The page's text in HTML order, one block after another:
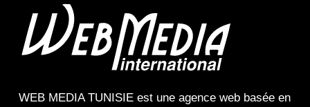
WEB MEDIA TUNISIEest une agence webbasée en